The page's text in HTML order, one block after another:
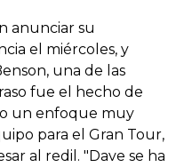
anunciar su
el miércoles, y
una de las
fue el hecho de
un enfoque muy
para el Gran Tour,
al redil. "Dave se ha